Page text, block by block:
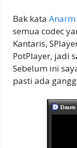
Bak kata Anarm
semua codec
Kantaris,
PotPlayer, jadi
Sebelum ini
pasti ada